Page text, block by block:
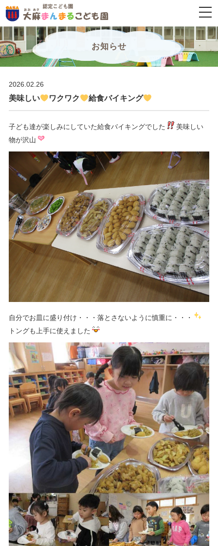
お知らせ
2026.02.26
美味しい ワクワク 給食バイキング
子ども達が楽しみにしていた給食バイキングでした
美味しい
物が沢山
自分でお皿に盛り付け・・・落とさないように慎重に・・・
トングも上手に使えました